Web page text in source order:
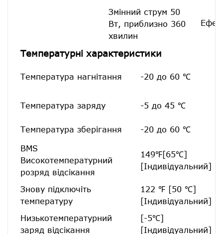
Змінний струм 50
Вт, приблизно 360
хвилин
Температурні характеристики
Температура нагнітання -20 до 60 ℃
Температура заряду -5 до 45 ℃
Температура зберігання
-20 до 60 ℃
BMS
Високотемпературний
розряд відсікання
149℉[65℃]
[Індивідуальний]
Знову підключіть
температуру
122 ℉ [50 ℃]
[Індивідуальний]
Низькотемпературний
заряд відсікання
[-5℃]
[Індивідуальний]